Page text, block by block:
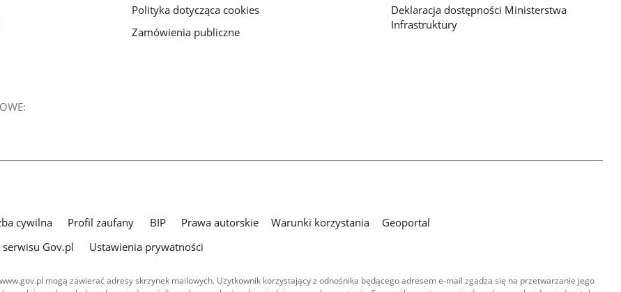
Polityka dotycząca cookies
Zamówienia publiczne
Deklaracja dostępności Ministerstwa
Infrastruktury
cywilna Profil zaufany BIP Prawa autorskie Warunki korzystania
Geoportal
Gov.pl
Ustawienia prywatności
mogą zawierać adresy skrzynek mailowych. Użytkownik korzystający z odnośnika będącego adresem e-mail zgadza się na przetwarzanie jego